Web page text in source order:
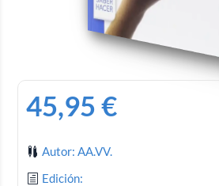
45,95€
Autor: AA.VV.
Edición: